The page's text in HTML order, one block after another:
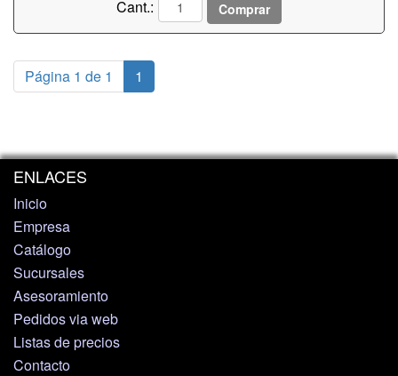
Cant.: Comprar
Página 1 de 1 1
ENLACES
Inicio
Empresa
Catálogo
Sucursales
Asesoramiento
Pedidos via web
Listas de precios
Contacto